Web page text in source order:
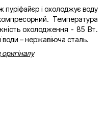
пуріфайєр і охолоджує воду
Температура
охолодження - 85 Вт.
води – нержавіюча сталь.